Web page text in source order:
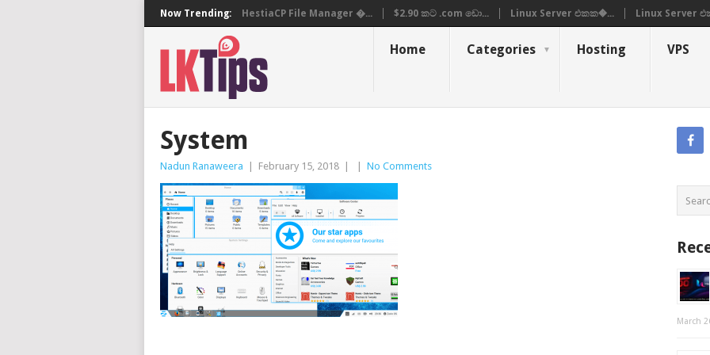
Now Trending: HestiaCP File Manager �... $2.90 කට .com ඩො... Linux Server එකක�... Linux Server
Home Categories Hosting VPS
System
Nadun Ranaweera February 15, 2018 No Comments
March